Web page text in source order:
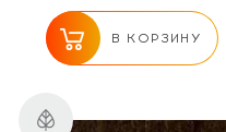
В КОРЗИНУ